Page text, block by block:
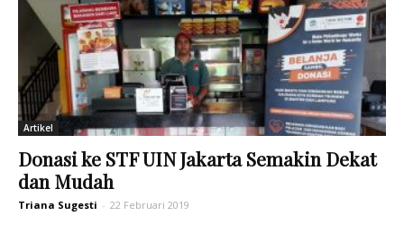
Artikel
Donasi ke STF UIN Jakarta Semakin Dekat
dan Mudah
Triana Sugesti - 22 Februari 2019